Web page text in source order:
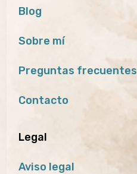
Blog
Sobre mí
Preguntas frecuentes
Contacto
Legal
Aviso legal